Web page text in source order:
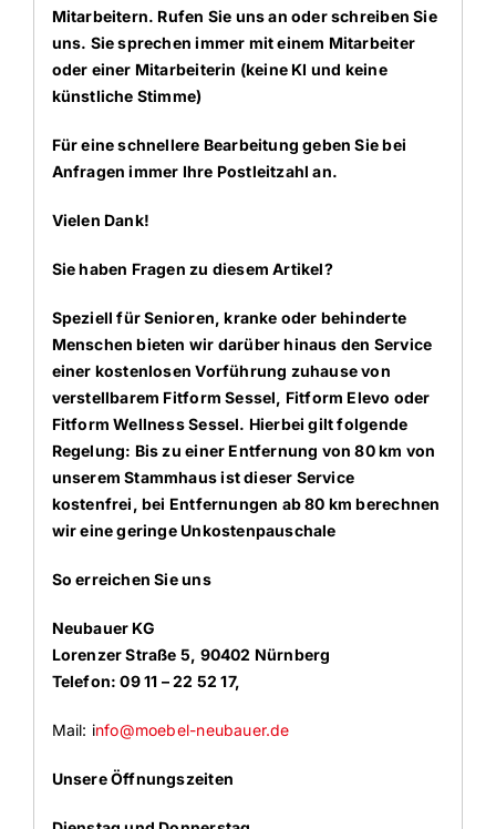
Mitarbeitern. Rufen Sie uns an oder schreiben Sie
uns. Sie sprechen immer mit einem Mitarbeiter
oder einer Mitarbeiterin (keine KI und keine
künstliche Stimme)
Für eine schnellere Bearbeitung geben Sie bei
Anfragen immer Ihre Postleitzahl an.
Vielen Dank!
Sie haben Fragen zu diesem Artikel?
Speziell für Senioren, kranke oder behinderte
Menschen bieten wir darüber hinaus den Service
einer kostenlosen Vorführung zuhause von
verstellbarem Fitform Sessel, Fitform Elevo oder
Fitform Wellness Sessel. Hierbei gilt folgende
Regelung: Bis zu einer Entfernung von 80 km von
unserem Stammhaus ist dieser Service
kostenfrei, bei Entfernungen ab 80 km berechnen
wir eine geringe Unkostenpauschale
So erreichen Sie uns
Neubauer KG
Lorenzer Straße 5, 90402 Nürnberg
Telefon: 09 11 – 22 52 17,
Mail: info@moebel-neubauer.de
Unsere Öffnungszeiten